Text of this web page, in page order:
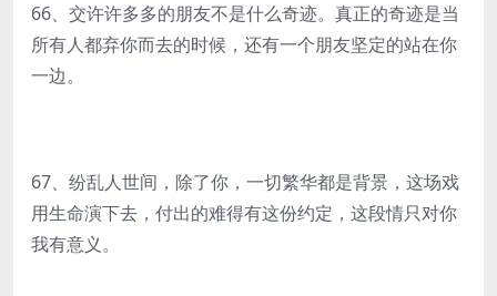
66、交许许多多的朋友不是什么奇迹。真正的奇迹是当
所有人都弃你而去的时候，还有一个朋友坚定的站在你
一边。
67、纷乱人世间，除了你，一切繁华都是背景，这场戏
用生命演下去，付出的难得有这份约定，这段情只对你
我有意义。